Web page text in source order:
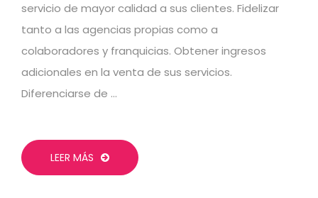
servicio de mayor calidad a sus clientes. Fidelizar
tanto a las agencias propias como a
colaboradores y franquicias. Obtener ingresos
adicionales en la venta de sus servicios.
Diferenciarse de …
LEER MÁS